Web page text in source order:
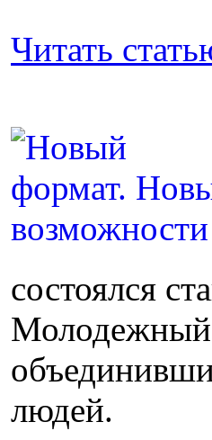
Читать
состоялся
Молодежный
людей.